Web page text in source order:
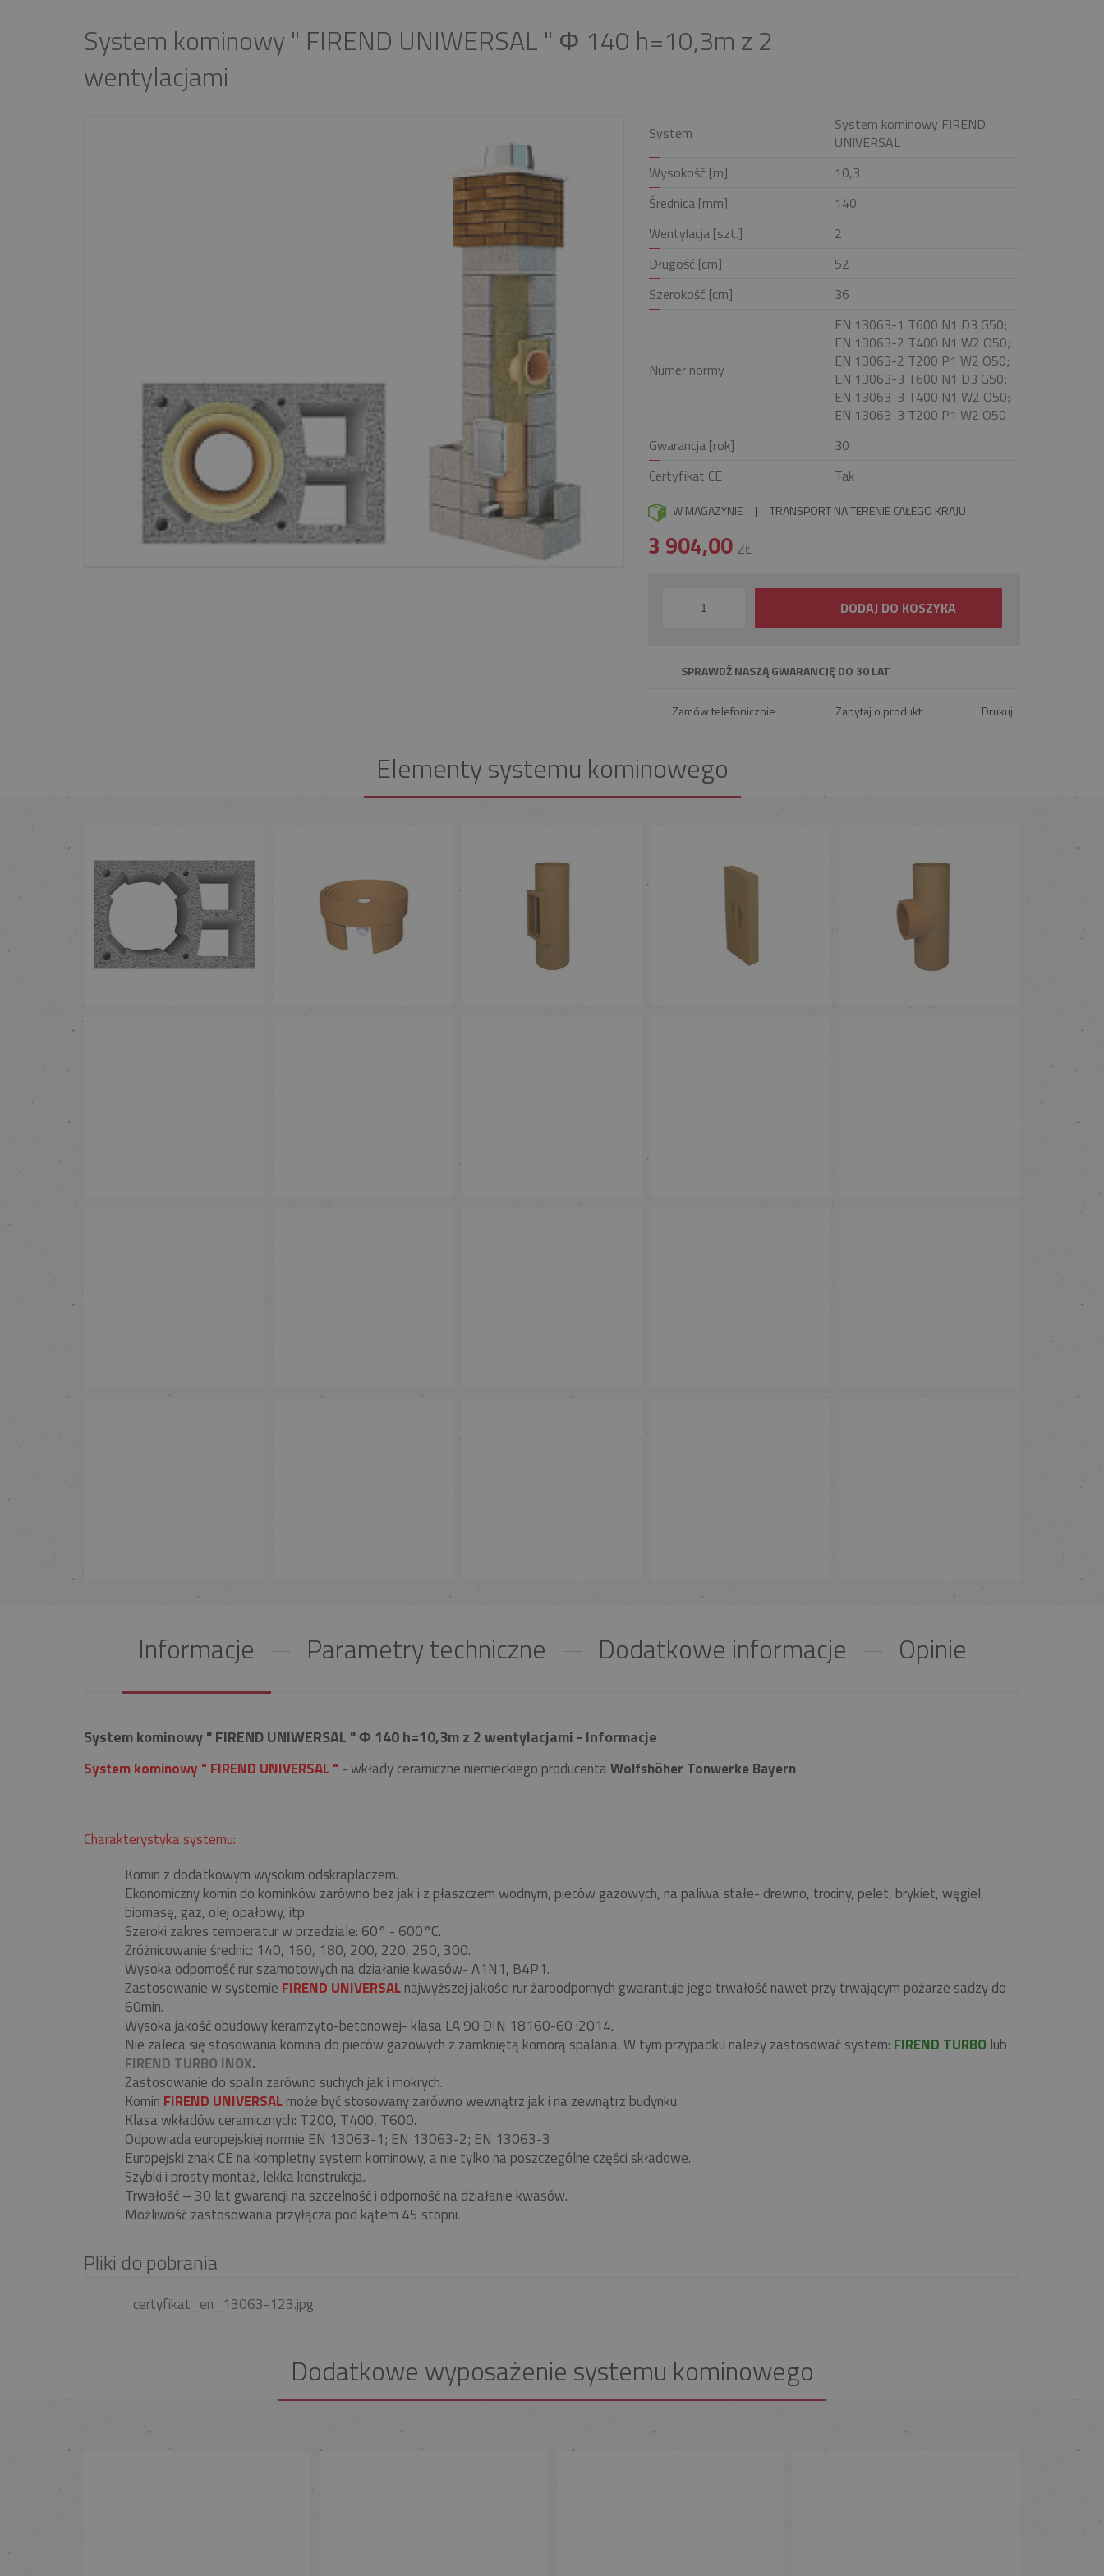
System kominowy " FIREND UNIWERSAL " Φ 140 h=10,3m z 2
wentylacjami
System
System kominowy FIREND
UNIVERSAL
Wysokość [m]
10,3
Średnica [mm]
140
Wentylacja [szt.]
2
Długość [cm]
52
Szerokość [cm]
36
Numer normy
EN 13063-1 T600 N1 D3 G50;
EN 13063-2 T400 N1 W2 O50;
EN 13063-2 T200 P1 W2 O50;
EN 13063-3 T600 N1 D3 G50;
EN 13063-3 T400 N1 W2 O50;
EN 13063-3 T200 P1 W2 O50
Gwarancja [rok]
30
Certyfikat CE
Tak
W MAGAZYNIE | TRANSPORT NA TERENIE CAŁEGO KRAJU
3 904,00 ZŁ
DODAJ DO KOSZYKA
SPRAWDŹ NASZĄ GWARANCJĘ DO 30 LAT
Zamów telefonicznie Zapytaj o produkt Drukuj
Elementy systemu kominowego
Informacje Parametry techniczne Dodatkowe informacje Opinie
System kominowy " FIREND UNIWERSAL " Φ 140 h=10,3m z 2 wentylacjami - Informacje
System kominowy " FIREND UNIVERSAL " - wkłady ceramiczne niemieckiego producentaWolfshöher Tonwerke Bayern
Charakterystyka systemu:
Komin z dodatkowym wysokim odskraplaczem.
Ekonomiczny komin do kominków zarówno bez jak i z płaszczem wodnym, pieców gazowych, na paliwa stałe- drewno, trociny, pelet, brykiet, węgiel,
biomasę, gaz, olej opałowy, itp.
Szeroki zakres temperatur w przedziale: 60° - 600°C.
Zróżnicowanie średnic: 140, 160, 180, 200, 220, 250, 300.
Wysoka odporność rur szamotowych na działanie kwasów- A1N1, B4P1.
Zastosowanie w systemie FIREND UNIVERSALnajwyższej jakości rur żaroodpornych gwarantuje jego trwałość nawet przy trwającym pożarze sadzy do
60min.
Wysoka jakość obudowy keramzyto-betonowej- klasa LA 90 DIN 18160-60 :2014.
Nie zaleca się stosowania komina do pieców gazowych z zamkniętą komorą spalania. W tym przypadku należy zastosować system: FIREND TURBO lub
FIREND TURBO INOX.
Zastosowanie do spalin zarówno suchych jak i mokrych.
Komin FIREND UNIVERSALmoże być stosowany zarówno wewnątrz jak i na zewnątrz budynku.
Klasa wkładów ceramicznych: T200, T400, T600.
Odpowiada europejskiej normie EN 13063-1; EN 13063-2; EN 13063-3
Europejski znak CE na kompletny system kominowy, a nie tylko na poszczególne części składowe.
Szybki i prosty montaż, lekka konstrukcja.
Trwałość – 30 lat gwarancji na szczelność i odporność na działanie kwasów.
Możliwość zastosowania przyłącza pod kątem 45 stopni.
Pliki do pobrania
certyfikat_en_13063-123.jpg
Dodatkowe wyposażenie systemu kominowego